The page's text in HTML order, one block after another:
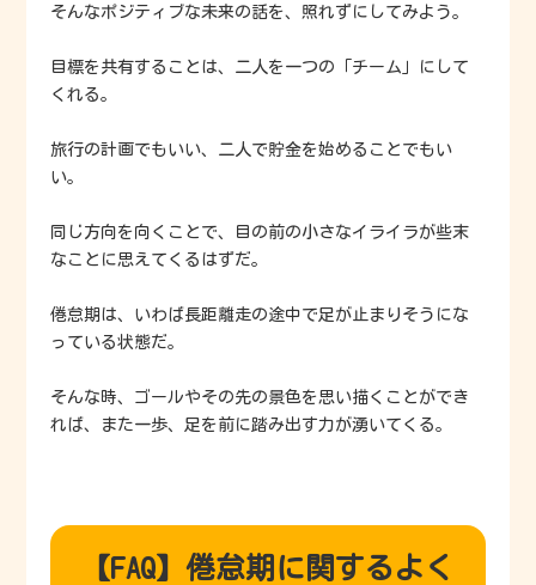
そんなポジティブな未来の話を、照れずにしてみよう。
目標を共有することは、二人を一つの「チーム」にして
くれる。
旅行の計画でもいい、二人で貯金を始めることでもい
い。
同じ方向を向くことで、目の前の小さなイライラが些末
なことに思えてくるはずだ。
倦怠期は、いわば長距離走の途中で足が止まりそうにな
っている状態だ。
そんな時、ゴールやその先の景色を思い描くことができ
れば、また一歩、足を前に踏み出す力が湧いてくる。
【FAQ】倦怠期に関するよく